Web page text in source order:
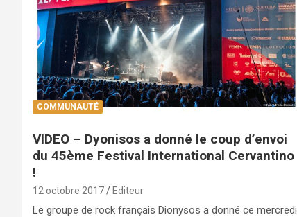
COMMUNAUTÉ
VIDEO – Dyonisos a donné le coup d’envoi
du 45ème Festival International Cervantino
!
12 octobre 2017 Editeur
Le groupe de rock français Dionysos a donné ce mercredi